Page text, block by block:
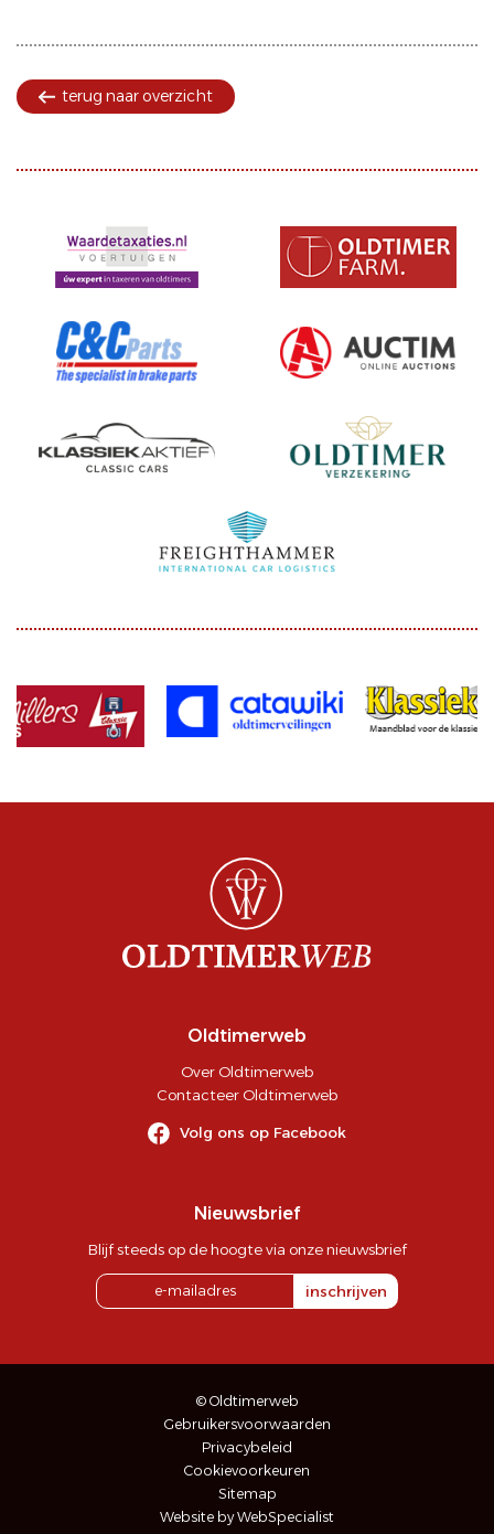
terug naar overzicht
Oldtimerweb
Over Oldtimerweb
Contacteer Oldtimerweb
Volg ons op Facebook
Nieuwsbrief
Blijf steeds op de hoogte via onze nieuwsbrief
inschrijven
© Oldtimerweb
Gebruikersvoorwaarden
Privacybeleid
Cookievoorkeuren
Sitemap
Website by WebSpecialist